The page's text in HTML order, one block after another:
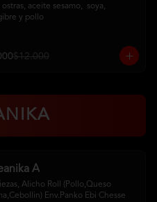
ostras, aceite sesamo,  soya,
y pollo
$12.000
A
Alicho Roll (Pollo,Queso
Env.Panko Ebi Chesse